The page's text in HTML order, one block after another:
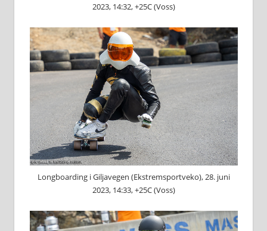
2023, 14:32, +25C (Voss)
Longboarding i Giljavegen (Ekstremsportveko), 28. juni
2023, 14:33, +25C (Voss)